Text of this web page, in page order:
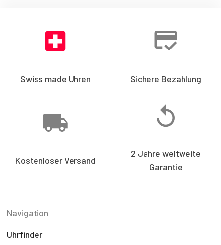
Swiss made Uhren Sichere Bezahlung
Kostenloser Versand
2 Jahre weltweite
Garantie
Navigation
Uhrfinder